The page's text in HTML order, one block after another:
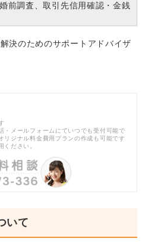
前調査、取引先信用確認・金銭
決のためのサポートアドバイザ
・メールフォームにていつでも受付可能で
リジナル料金費用プランの作成も可能です
ください。
いて